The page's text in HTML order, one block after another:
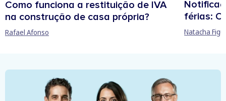
Como funciona a restituição de IVA
na construção de casa própria?
Rafael Afonso
férias:
Natacha